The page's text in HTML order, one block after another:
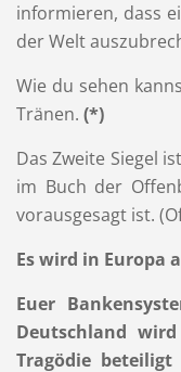
informieren, dass
der Welt
Wie du sehen
Tränen. (*)
Das Zweite Siegel
im Buch der
vorausgesagt ist.
Es wird in Europa
Euer
Deutschland
Tragödie